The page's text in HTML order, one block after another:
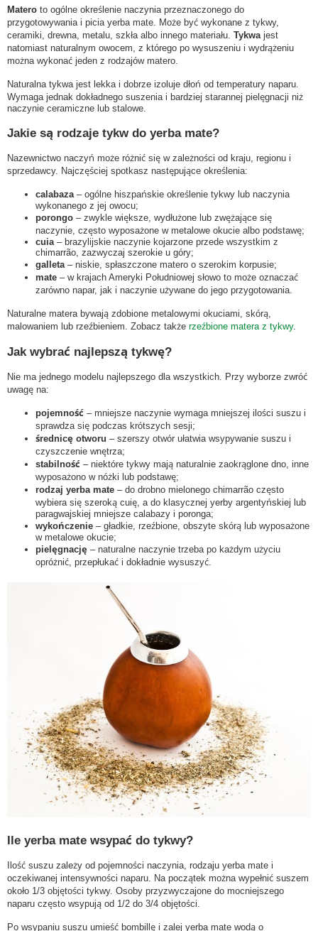
Matero to ogólne określenie naczynia przeznaczonego do
przygotowywania i picia yerba mate. Może być wykonane z tykwy,
ceramiki, drewna, metalu, szkła albo innego materiału. Tykwa jest
natomiast naturalnym owocem, z którego po wysuszeniu i wydrążeniu
można wykonać jeden z rodzajów matero.
Naturalna tykwa jest lekka i dobrze izoluje dłoń od temperatury naparu.
Wymaga jednak dokładnego suszenia i bardziej starannej pielęgnacji niż
naczynie ceramiczne lub stalowe.
Jakie są rodzaje tykw do yerba mate?
Nazewnictwo naczyń może różnić się w zależności od kraju, regionu i
sprzedawcy. Najczęściej spotkasz następujące określenia:
calabaza – ogólne hiszpańskie określenie tykwy lub naczynia
wykonanego z jej owocu;
porongo – zwykle większe, wydłużone lub zwężające się
naczynie, często wyposażone w metalowe okucie albo podstawę;
cuia – brazylijskie naczynie kojarzone przede wszystkim z
chimarrão, zazwyczaj szerokie u góry;
galleta – niskie, spłaszczone matero o szerokim korpusie;
mate – w krajach Ameryki Południowej słowo to może oznaczać
zarówno napar, jak i naczynie używane do jego przygotowania.
Naturalne matera bywają zdobione metalowymi okuciami, skórą,
malowaniem lub rzeźbieniem. Zobacz także rzeźbione matera z tykwy.
Jak wybrać najlepszą tykwę?
Nie ma jednego modelu najlepszego dla wszystkich. Przy wyborze zwróć
uwagę na:
pojemność – mniejsze naczynie wymaga mniejszej ilości suszu i
sprawdza się podczas krótszych sesji;
średnicę otworu – szerszy otwór ułatwia wsypywanie suszu i
czyszczenie wnętrza;
stabilność – niektóre tykwy mają naturalnie zaokrąglone dno, inne
wyposażono w nóżki lub podstawę;
rodzaj yerba mate – do drobno mielonego chimarrão często
wybiera się szeroką cuię, a do klasycznej yerby argentyńskiej lub
paragwajskiej mniejsze calabazy i poronga;
wykończenie – gładkie, rzeźbione, obszyte skórą lub wyposażone
w metalowe okucie;
pielęgnację – naturalne naczynie trzeba po każdym użyciu
opróżnić, przepłukać i dokładnie wysuszyć.
Ile yerba mate wsypać do tykwy?
Ilość suszu zależy od pojemności naczynia, rodzaju yerba mate i
oczekiwanej intensywności naparu. Na początek można wypełnić suszem
około 1/3 objętości tykwy. Osoby przyzwyczajone do mocniejszego
naparu często wsypują od 1/2 do 3/4 objętości.
Po wsypaniu suszu umieść bombillę i zalej yerba mate wodą o